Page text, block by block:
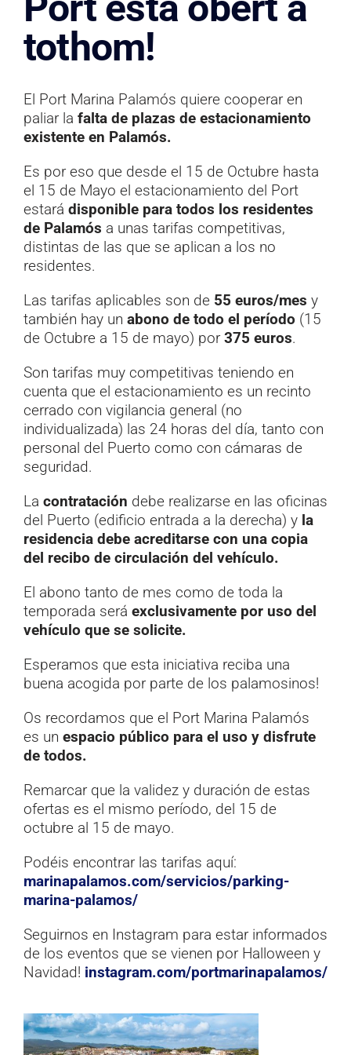
Documentación
Contacto
tothom!
El Port Marina Palamós quiere cooperar en
paliar la falta de plazas de estacionamiento
existente en Palamós.
Es por eso que desde el 15 de Octubre hasta
el 15 de Mayo el estacionamiento del Port
estará disponible para todos los residentes
de Palamós a unas tarifas competitivas,
distintas de las que se aplican a los no
residentes.
Las tarifas aplicables son de 55 euros/mes y
también hay un abono de todo el período (15
de Octubre a 15 de mayo) por 375 euros.
Son tarifas muy competitivas teniendo en
cuenta que el estacionamiento es un recinto
cerrado con vigilancia general (no
individualizada) las 24 horas del día, tanto con
personal del Puerto como con cámaras de
seguridad.
La contratación debe realizarse en las oficinas
del Puerto (edificio entrada a la derecha) y la
residencia debe acreditarse con una copia
del recibo de circulación del vehículo.
El abono tanto de mes como de toda la
temporada será exclusivamente por uso del
vehículo que se solicite.
Esperamos que esta iniciativa reciba una
buena acogida por parte de los palamosinos!
Os recordamos que el Port Marina Palamós
es un espacio público para el uso y disfrute
de todos.
Remarcar que la validez y duración de estas
ofertas es el mismo período, del 15 de
octubre al 15 de mayo.
Podéis encontrar las tarifas aquí:
marinapalamos.com/servicios/parking-
marina-palamos/
Seguirnos en Instagram para estar informados
de los eventos que se vienen por Halloween y
Navidad! instagram.com/portmarinapalamos/